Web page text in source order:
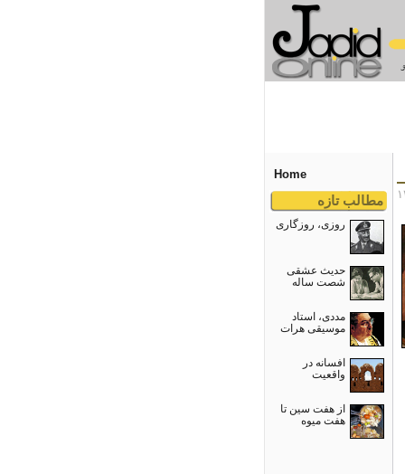
Home
مطالب تازه
روزی، روزگاری
حدیث عشقی
شصت ساله
مددی، استاد
موسیقی هرات
افسانه در
واقعیت
از هفت سین تا
هفت میوه